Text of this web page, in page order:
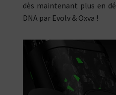
dès maintenant plus en
DNA par Evolv & Oxva !